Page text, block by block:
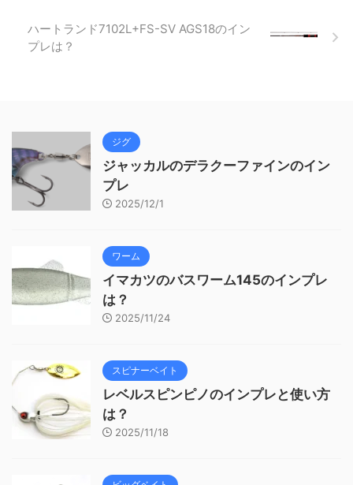
ハートランド7102L+FS-SV AGS18のイン
プレは？
ジグ
ジャッカルのデラクーファインのイン
プレ
2025/12/1
ワーム
イマカツのバスワーム145のインプレ
は？
2025/11/24
スピナーベイト
レベルスピンピノのインプレと使い方
は？
2025/11/18